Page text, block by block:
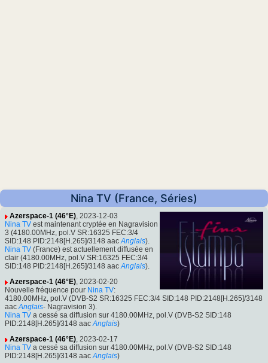
Nina TV (France, Séries)
Azerspace-1 (46°E), 2023-12-03
Nina TV est maintenant cryptée en Nagravision
3 (4180.00MHz, pol.V SR:16325 FEC:3/4
SID:148 PID:2148[H.265]/3148 aac Anglais).
Nina TV (France) est actuellement diffusée en
clair (4180.00MHz, pol.V SR:16325 FEC:3/4
SID:148 PID:2148[H.265]/3148 aac Anglais).
Azerspace-1 (46°E), 2023-02-20
Nouvelle fréquence pour Nina TV:
4180.00MHz, pol.V (DVB-S2 SR:16325 FEC:3/4 SID:148 PID:2148[H.265]/3148
aac Anglais- Nagravision 3).
Nina TV a cessé sa diffusion sur 4180.00MHz, pol.V (DVB-S2 SID:148
PID:2148[H.265]/3148 aac Anglais)
Azerspace-1 (46°E), 2023-02-17
Nina TV a cessé sa diffusion sur 4180.00MHz, pol.V (DVB-S2 SID:148
PID:2148[H.265]/3148 aac Anglais)